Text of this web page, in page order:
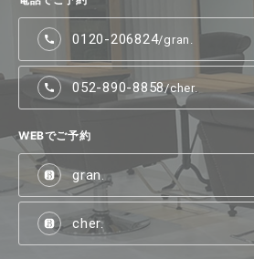
0120-206824/gran.
052-890-8858/cher.
WEBでご予約
gran.
cher.